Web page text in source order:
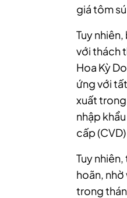
giá tôm
Tuy
với thách
Hoa Kỳ
ứng với
xuất
nhập
cấp
Tuy
hoãn,
trong